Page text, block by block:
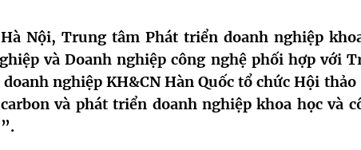
Nội, Trung tâm Phát triển doanh nghiệp
và Doanh nghiệp công nghệ phối hợp với
doanh nghiệp KH&CN Hàn Quốc tổ chức Hội
và phát triển doanh nghiệp khoa học và